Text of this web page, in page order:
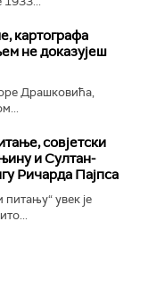
картографа
не доказујеш
Драшковића,
совјетски
и Султан-
Ричарда Пајпса
увек је